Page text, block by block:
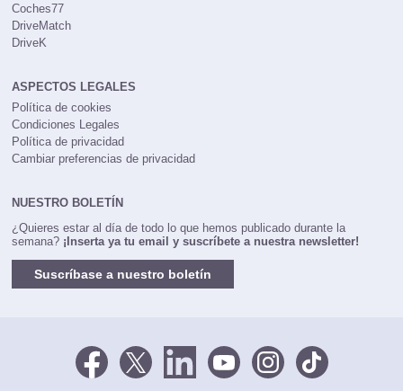
Coches77
DriveMatch
DriveK
ASPECTOS LEGALES
Política de cookies
Condiciones Legales
Política de privacidad
Cambiar preferencias de privacidad
NUESTRO BOLETÍN
¿Quieres estar al día de todo lo que hemos publicado durante la
semana? ¡Inserta ya tu email y suscríbete a nuestra newsletter!
Suscríbase a nuestro boletín